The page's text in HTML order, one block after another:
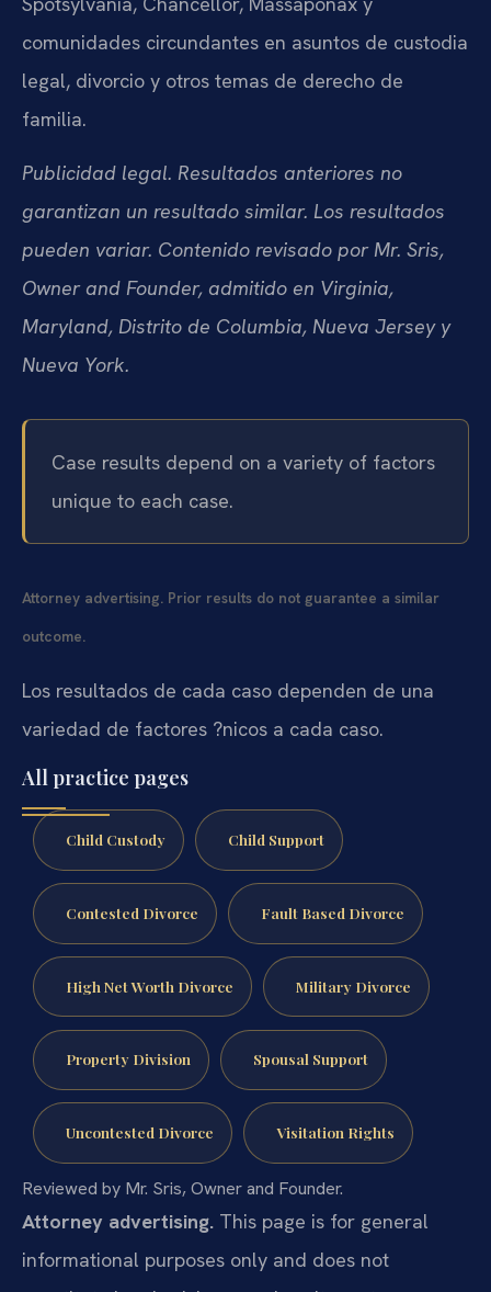
comunidades circundantes en asuntos de custodia
legal, divorcio y otros temas de derecho de
familia.
Publicidad legal. Resultados anteriores no
garantizan un resultado similar. Los resultados
pueden variar. Contenido revisado por Mr. Sris,
Owner and Founder, admitido en Virginia,
Maryland, Distrito de Columbia, Nueva Jersey y
Nueva York.
Case results depend on a variety of factors
unique to each case.
Attorney advertising. Prior results do not guarantee a similar
outcome.
Los resultados de cada caso dependen de una
variedad de factores ?nicos a cada caso.
All practice pages
Child Custody Child Support
Contested Divorce Fault Based Divorce
High Net Worth Divorce Military Divorce
Property Division Spousal Support
Uncontested Divorce Visitation Rights
Reviewed by Mr. Sris, Owner and Founder.
Attorney advertising. This page is for general
informational purposes only and does not